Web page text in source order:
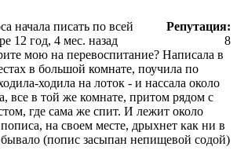
начала писать по всей
12 год, 4 мес. назад
Репутация:
8
мою на перевоспитание? Написала в
в большой комнате, поучила по
ходила на лоток - и нассала около
все в той же комнате, притом рядом с
где сама же спит. И лежит около
на своем месте, дрыхнет как ни в
(попис засыпан непищевой содой)